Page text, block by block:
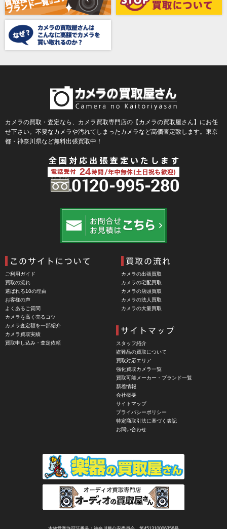
Bencini（ベンチーニ）
BENRO（ベンロ）
BERGEON（ベルジョン）
Blackmagic Design（ブラックマジックデザイン）
BLACKRAPID （ブラックラピッド）
BLaKPIXEL（ブラックピクセル）
Bokkeh（ボケ）
Bolsey（ボルシー）
BRAUN（ブラウン）
BUFFALO（バッファロー）
Cam Caddie（カムキャディ）
Carhartt（カーハート）
Carl Zeiss Jena（カールツアイスイエナ）
CASIO（カシオ）
CBL Lens（シービーエル）
CHINON（チノン）
CHIYOCA 千代田商会（ちよだしょうかい）
COMET（コメット）
Contarex I （コンタレックスI）
Corfield（コーフィールド）
COSINA（コシナ）
カメラの買取・査定なら、カメラ買取専門店の【カメラの買取屋さん】にお任
せ下さい。不要なカメラや汚れてしまったカメラなど高価査定致します。東京
都・神奈川県など無料出張買取中！
ご利用ガイド
買取の流れ
選ばれる10の理由
お客様の声
よくあるご質問
カメラを高く売るコツ
カメラ査定額を一部紹介
カメラ買取実績
買取申し込み・査定依頼
カメラの出張買取
カメラの宅配買取
カメラの店頭買取
カメラの法人買取
カメラの大量買取
スタッフ紹介
盗難品の買取について
買取対応エリア
強化買取カメラ一覧
買取可能メーカー・ブランド一覧
新着情報
会社概要
サイトマップ
プライバシーポリシー
特定商取引法に基づく表記
お問い合わせ